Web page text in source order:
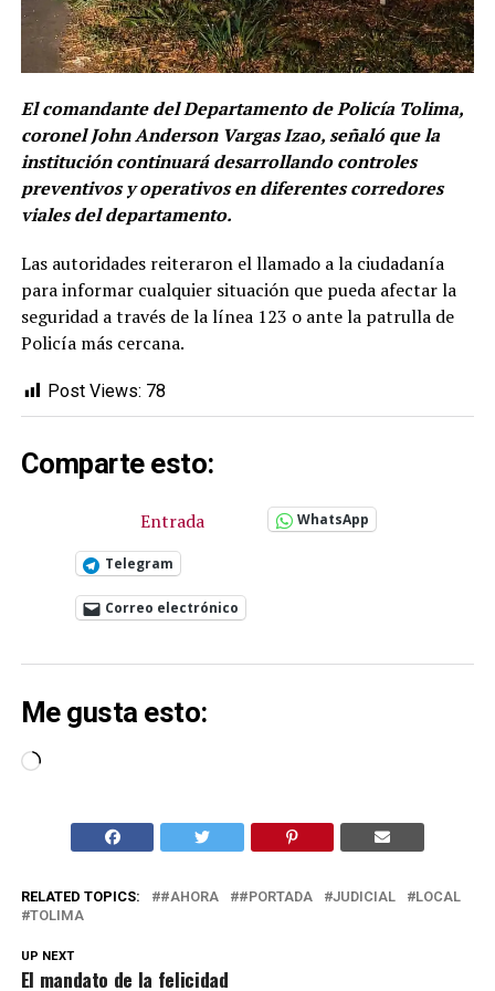
El comandante del Departamento de Policía Tolima,
coronel John Anderson Vargas Izao, señaló que la
institución continuará desarrollando controles
preventivos y operativos en diferentes corredores
viales del departamento.
Las autoridades reiteraron el llamado a la ciudadanía
para informar cualquier situación que pueda afectar la
seguridad a través de la línea 123 o ante la patrulla de
Policía más cercana.
Post Views: 78
Comparte esto:
Entrada WhatsApp
Telegram
Correo electrónico
Me gusta esto:
Cargando...
RELATED TOPICS: #AHORA #PORTADA JUDICIAL
LOCAL
TOLIMA
UP NEXT
El mandato de la felicidad